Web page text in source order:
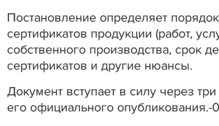
Постановление определяет
сертификатов продукции (работ,
собственного производства, срок
сертификатов и другие нюансы.
Документ вступает в силу через
его официального опубликования.-